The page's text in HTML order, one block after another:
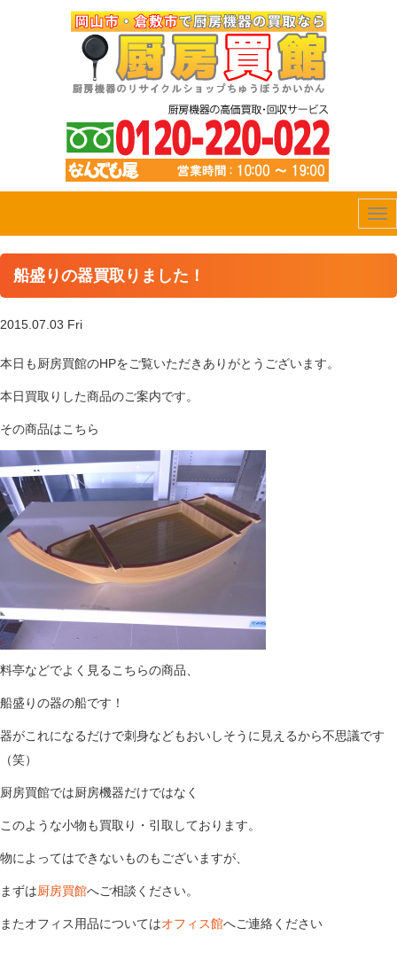
船盛りの器買取りました！
2015.07.03 Fri
本日も厨房買館のHPをご覧いただきありがとうございます。
本日買取りした商品のご案内です。
その商品はこちら
料亭などでよく見るこちらの商品、
船盛りの器の船です！
器がこれになるだけで刺身などもおいしそうに見えるから不思議です
（笑）
厨房買館では厨房機器だけではなく
このような小物も買取り・引取しております。
物によってはできないものもございますが、
まずは厨房買館へご相談ください。
またオフィス用品についてはオフィス館へご連絡ください